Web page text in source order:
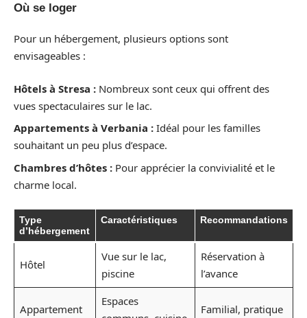
Où se loger
Pour un hébergement, plusieurs options sont
envisageables :
Hôtels à Stresa : Nombreux sont ceux qui offrent des
vues spectaculaires sur le lac.
Appartements à Verbania : Idéal pour les familles
souhaitant un peu plus d’espace.
Chambres d’hôtes : Pour apprécier la convivialité et le
charme local.
Type
d’hébergement
Caractéristiques Recommandations
Hôtel
Vue sur le lac,
piscine
Réservation à
l’avance
Appartement
Espaces
Familial, pratique